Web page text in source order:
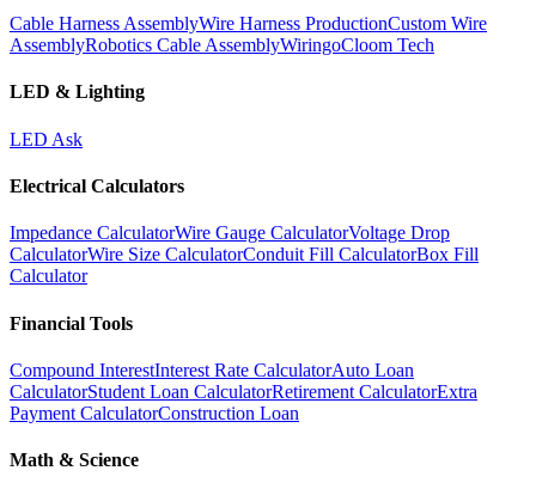
Cable Harness AssemblyWire Harness ProductionCustom Wire
AssemblyRobotics Cable AssemblyWiringoCloom Tech
LED & Lighting
LED Ask
Electrical Calculators
Impedance CalculatorWire Gauge CalculatorVoltage Drop
CalculatorWire Size CalculatorConduit Fill CalculatorBox Fill
Calculator
Financial Tools
Compound InterestInterest Rate CalculatorAuto Loan
CalculatorStudent Loan CalculatorRetirement CalculatorExtra
Payment CalculatorConstruction Loan
Math & Science